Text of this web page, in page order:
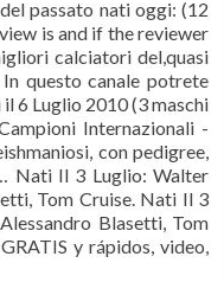
passato nati oggi: (12
is and if the reviewer
calciatori del,quasi
questo canale potrete
6 Luglio 2010 (3 maschi
Internazionali -
con pedigree,
Nati Il 3 Luglio: Walter
Tom Cruise. Nati Il 3
Blasetti, Tom
y rápidos, video,